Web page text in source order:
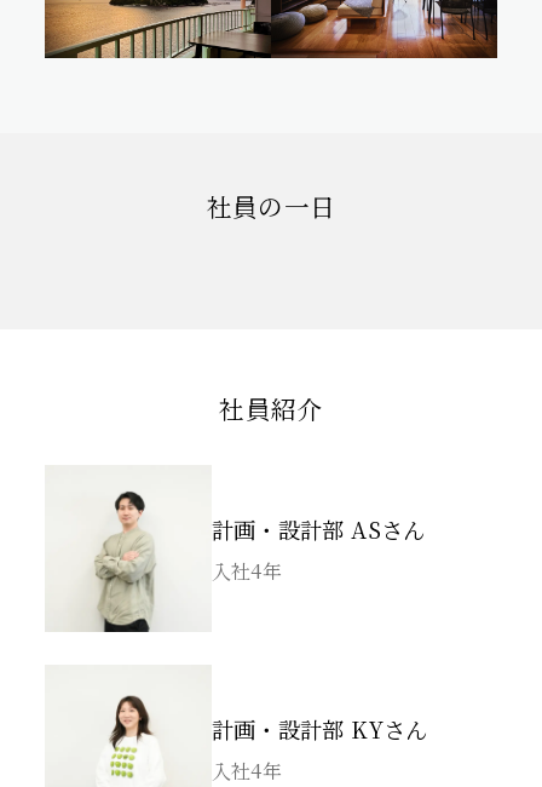
社員の一日
社員紹介
計画・設計部 ASさん
入社4年
計画・設計部 KYさん
入社4年